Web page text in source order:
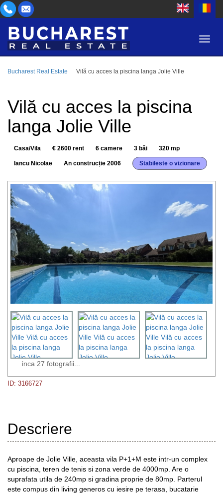
INCHIRIEZ
ZONĂ
TIP PROPRIETATE
CAMERE ID
Bucharest Real Estate Vilă cu acces la piscina langa Jolie Ville
Vilă cu acces la piscina
langa Jolie Ville
Casa/Vila € 2600 rent 6 camere 3 băi 320 mp
Iancu Nicolae An construcție 2006 Stabileste o vizionare
inca 27 fotografii...
ID: 3166727
Descriere
Aproape de Jolie Ville, aceasta vila P+1+M este intr-un complex
cu piscina, teren de tenis si zona verde de 4000mp. Are o
suprafata utila de 240mp si gradina proprie de 80mp. Parterul
este compus din living generos cu iesire pe terasa, bucatarie